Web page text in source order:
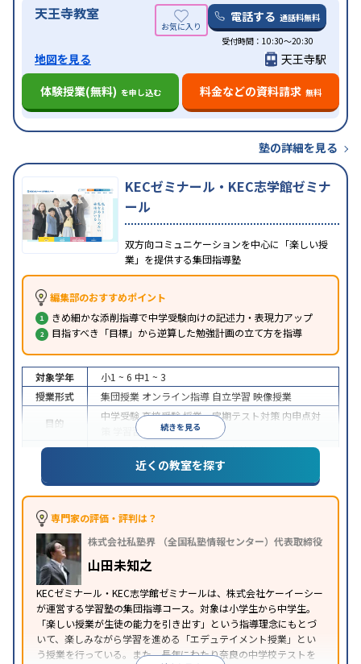
天王寺教室 電話する 通話料無料
受付時間：10:30～20:30
地図を見る
天王寺駅
体験授業(無料) を申し込む 料金などの資料請求 無料
塾の詳細を見る
KECゼミナール・KEC志学館ゼミナ
ール
双方向コミュニケーションを中心に「楽しい授
業」を提供する集団指導塾
編集部のおすすめポイント
きめ細かな添削指導で中学受験向けの記述力・表現力アップ
目指すべき「目標」から逆算した勉強計画の立て方を指導
続きを見る
対象学年 小1 ~ 6 中1 ~ 3
授業形式
集団授業 オンライン指導 自立学習 映像授業
目的
中学受験高校受験授業・定期テスト対策 内申点対
学習習慣の定着
中高一貫校生に対応入塾に学力基準あり学習に
PC・タブレットを利用オンライン対応
みの受講可自習室あり
※2023年10月調査。小学校高学年の集団塾アンケート調査方法を参照
近くの教室を探す
専門家の評価・評判は？
株式会社私塾界 （全国私塾情報センター）代表取締役
山田未知之
KECゼミナール・KEC志学館ゼミナールは、株式会社ケーイーシー
が運営する学習塾の集団指導コース。対象は小学生から中学生。
「楽しい授業が生徒の能力を引き出す」という指導理念にもとづ
いて、楽しみながら学習を進める「エデュテイメント授業」とい
う授業を行っている。また、長年にわたり奈良の中学校テストを